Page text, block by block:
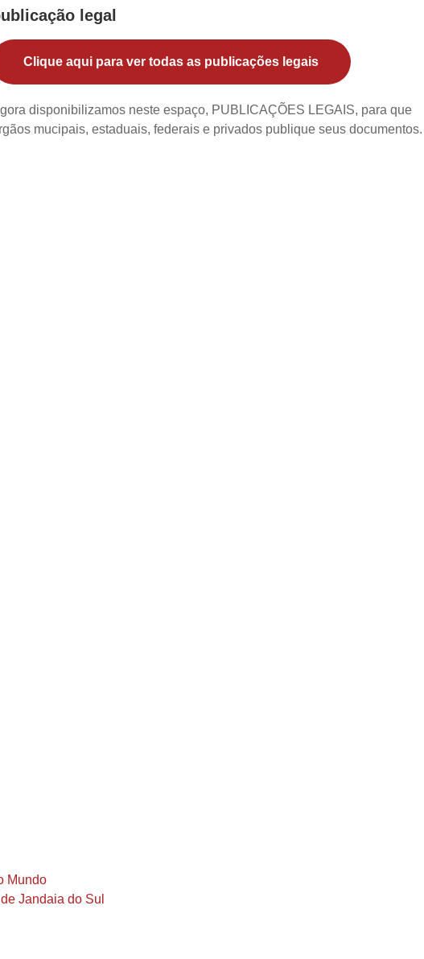
legal
Clique aqui para ver todas as publicações legais
disponibilizamos neste espaço, PUBLICAÇÕES LEGAIS, para que
mucipais, estaduais, federais e privados publique seus documentos.
Mundo
Jandaia do Sul